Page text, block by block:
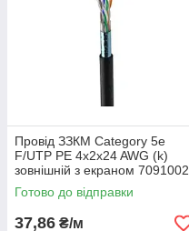
Провід ЗЗКМ Category 5e
F/UTP PE 4x2x24 AWG (k)
зовнішній з екраном 7091002
72567
Готово до відправки
37,86 ₴/м